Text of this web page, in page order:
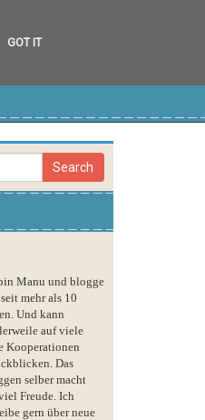
Manu und blogge
mehr als 10
Und kann
auf viele
Kooperationen
Das
selber macht
Freude. Ich
gern über neue
GOT IT